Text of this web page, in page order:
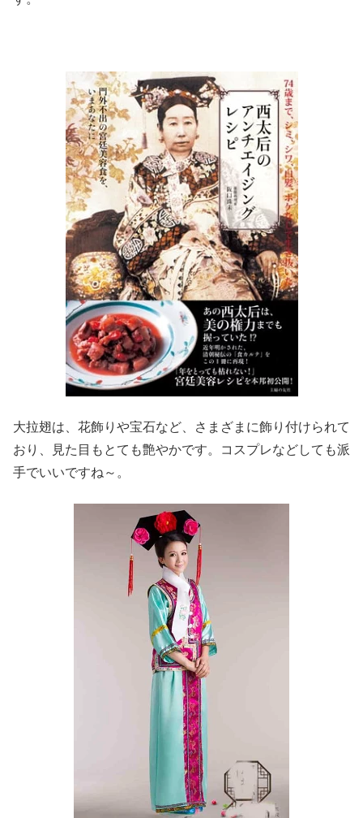
大拉翅は、花飾りや宝石など、さまざまに飾り付けられて
おり、見た目もとても艶やかです。コスプレなどしても派
手でいいですね～。